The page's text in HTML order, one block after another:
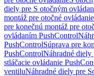
diely pre S otočným
montáž pre otočné
pre konečnú montáž pre
ovládaním PushControl
PushControlSúprava pre
PushControlNáhradné diely
stláčacie ovládanie
ventiluNáhradné diely pre